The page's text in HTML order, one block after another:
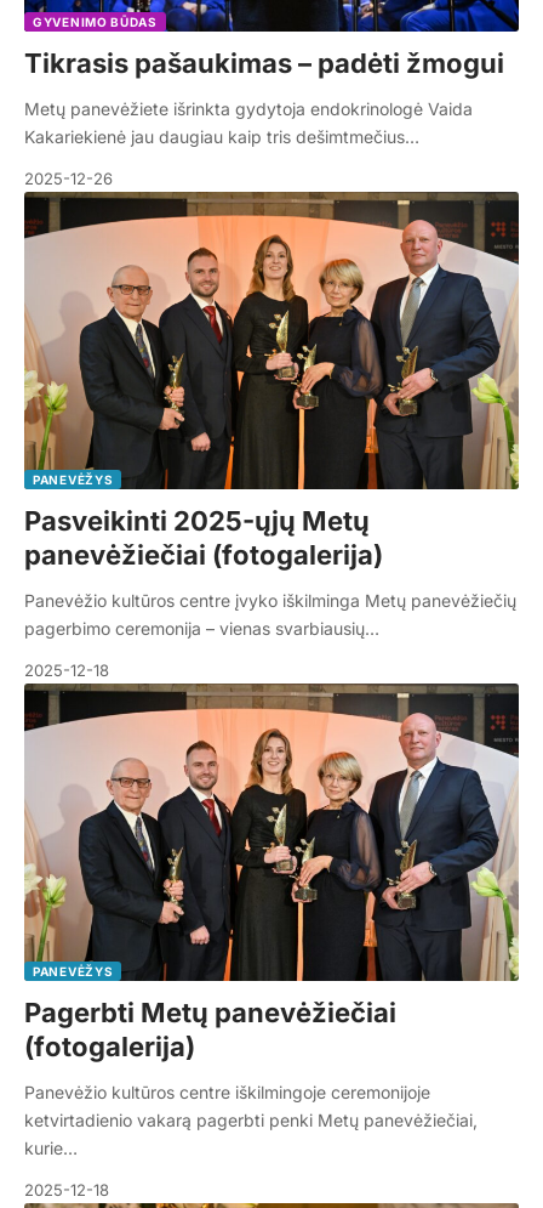
GYVENIMO BŪDAS
Tikrasis pašaukimas – padėti žmogui
Metų panevėžiete išrinkta gydytoja endokrinologė Vaida
Kakariekienė jau daugiau kaip tris dešimtmečius…
2025-12-26
PANEVĖŽYS
Pasveikinti 2025-ųjų Metų
panevėžiečiai (fotogalerija)
Panevėžio kultūros centre įvyko iškilminga Metų panevėžiečių
pagerbimo ceremonija – vienas svarbiausių…
2025-12-18
PANEVĖŽYS
Pagerbti Metų panevėžiečiai
(fotogalerija)
Panevėžio kultūros centre iškilmingoje ceremonijoje
ketvirtadienio vakarą pagerbti penki Metų panevėžiečiai,
kurie…
2025-12-18